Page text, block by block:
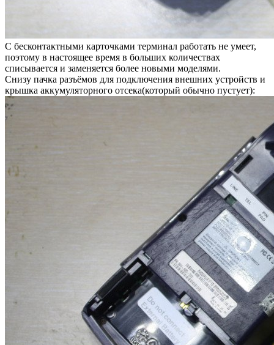
С бесконтактными карточками терминал работать не умеет,
поэтому в настоящее время в больших количествах
списывается и заменяется более новыми моделями.
Снизу пачка разъёмов для подключения внешних устройств и
крышка аккумуляторного отсека(который обычно пустует):